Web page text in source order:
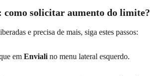
como solicitar aumento do limite?
e precisa de mais, siga estes passos:
em Enviali no menu lateral esquerdo.